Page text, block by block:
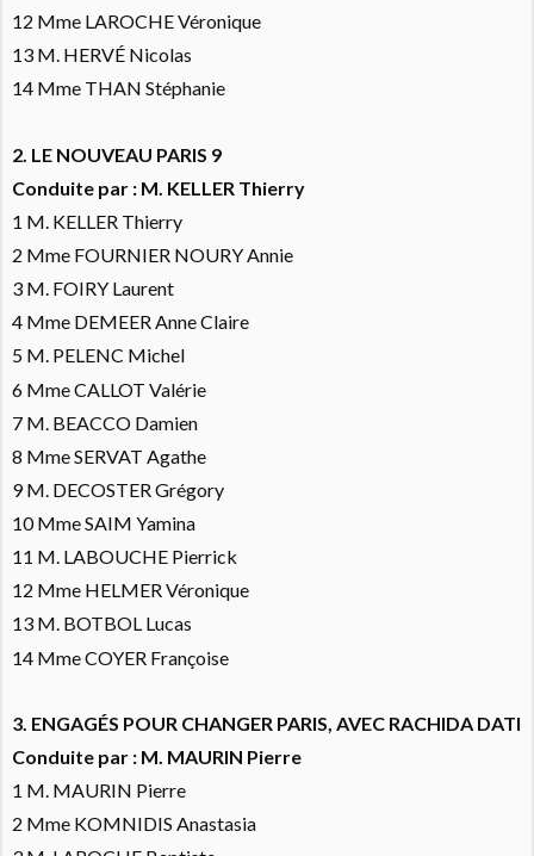
12 Mme LAROCHE Véronique
13 M. HERVÉ Nicolas
14 Mme THAN Stéphanie
2. LE NOUVEAU PARIS 9
Conduite par : M. KELLER Thierry
1 M. KELLER Thierry
2 Mme FOURNIER NOURY Annie
3 M. FOIRY Laurent
4 Mme DEMEER Anne Claire
5 M. PELENC Michel
6 Mme CALLOT Valérie
7 M. BEACCO Damien
8 Mme SERVAT Agathe
9 M. DECOSTER Grégory
10 Mme SAIM Yamina
11 M. LABOUCHE Pierrick
12 Mme HELMER Véronique
13 M. BOTBOL Lucas
14 Mme COYER Françoise
3. ENGAGÉS POUR CHANGER PARIS, AVEC RACHIDA DATI
Conduite par : M. MAURIN Pierre
1 M. MAURIN Pierre
2 Mme KOMNIDIS Anastasia